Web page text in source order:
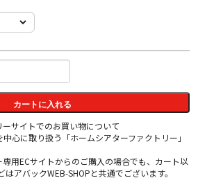
カートに入れる
サイトでのお買い物について
心に取り扱う「ホームシアターファクトリー」
用ECサイトからのご購入の場合でも、カート以
アバックWEB-SHOPと共通でございます。